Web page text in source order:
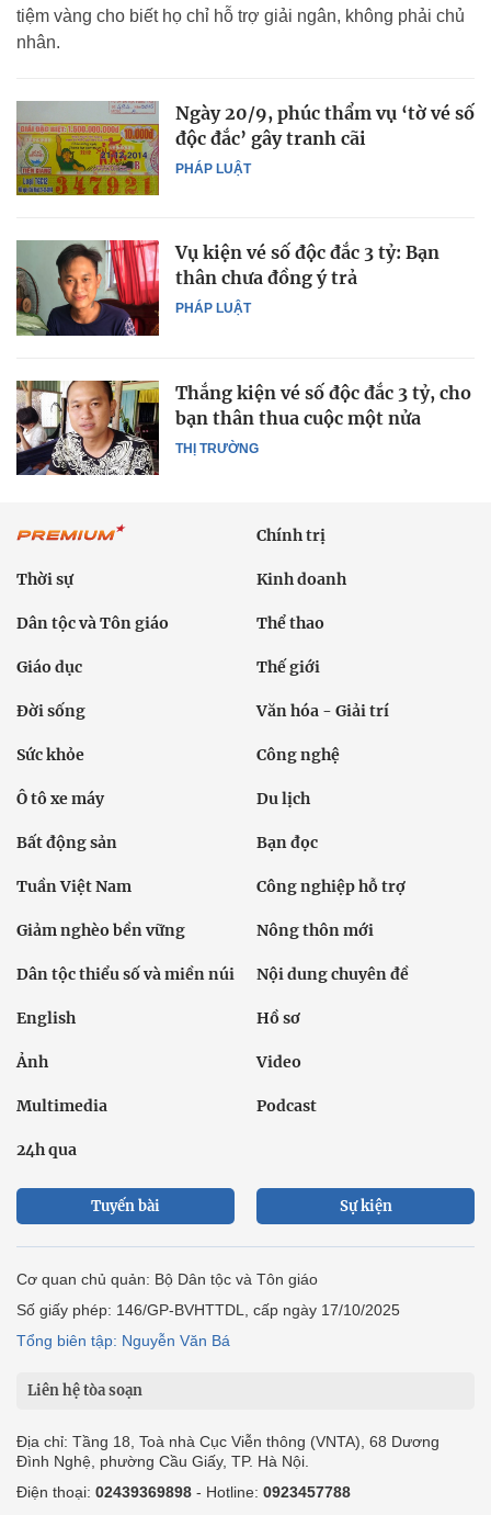
tiệm vàng cho biết họ chỉ hỗ trợ giải ngân, không phải chủ
nhân.
PHÁP LUẬT
Ngày 20/9, phúc thẩm vụ ‘tờ vé số
độc đắc’ gây tranh cãi
PHÁP LUẬT
Vụ kiện vé số độc đắc 3 tỷ: Bạn
thân chưa đồng ý trả
THỊ TRƯỜNG
Thắng kiện vé số độc đắc 3 tỷ, cho
bạn thân thua cuộc một nửa
Chính trị
Thời sự Kinh doanh
Dân tộc và Tôn giáo Thể thao
Giáo dục Thế giới
Đời sống Văn hóa - Giải trí
Sức khỏe Công nghệ
Ô tô xe máy Du lịch
Bất động sản Bạn đọc
Tuần Việt Nam Công nghiệp hỗ trợ
Giảm nghèo bền vững Nông thôn mới
Dân tộc thiểu số và miền núi Nội dung chuyên đề
English Hồ sơ
Ảnh Video
Multimedia Podcast
24h qua
Tuyến bài Sự kiện
Cơ quan chủ quản: Bộ Dân tộc và Tôn giáo
Số giấy phép: 146/GP-BVHTTDL, cấp ngày 17/10/2025
Tổng biên tập: Nguyễn Văn Bá
Liên hệ tòa soạn
Địa chỉ: Tầng 18, Toà nhà Cục Viễn thông (VNTA), 68 Dương
Đình Nghệ, phường Cầu Giấy, TP. Hà Nội.
Điện thoại: 02439369898 - Hotline: 0923457788